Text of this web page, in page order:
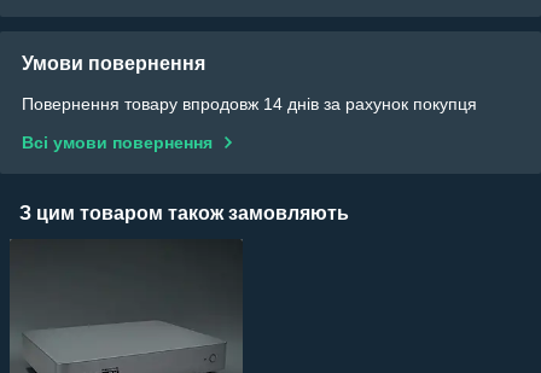
Умови повернення
Повернення товару впродовж 14 днів за рахунок покупця
Всі умови повернення
З цим товаром також замовляють